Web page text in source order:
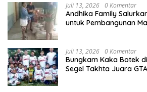
Juli 13, 2026 0 Komentar
Andhika Family
untuk Pembangunan
Juli 13, 2026 0 Komentar
Bungkam Kaka Botek
Segel Takhta Juara